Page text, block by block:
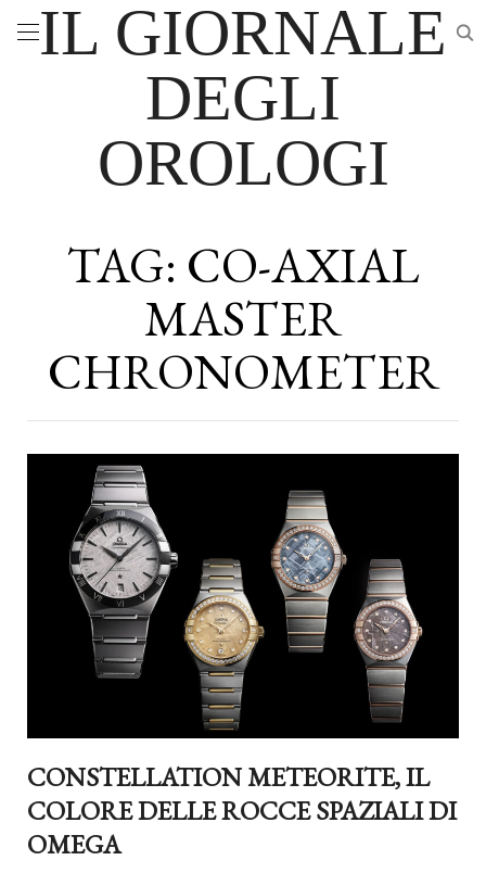
IL GIORNALE
DEGLI
OROLOGI
TAG: CO-AXIAL
MASTER
CHRONOMETER
CONSTELLATION METEORITE, IL
COLORE DELLE ROCCE SPAZIALI DI
OMEGA